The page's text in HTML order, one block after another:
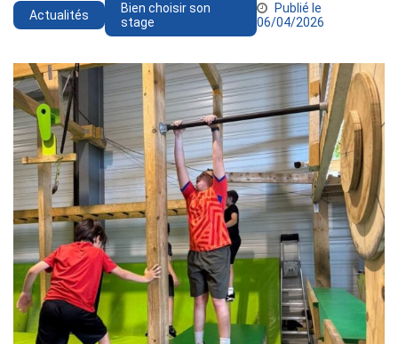
Actualités
Bien choisir son
stage
Publié le
06/04/2026